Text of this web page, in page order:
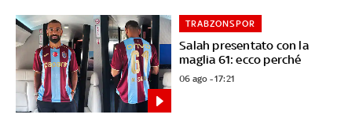
Salah presentato con la
maglia 61: ecco perché
TRABZONSPOR
06 ago - 17:21